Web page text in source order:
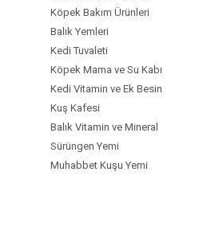
Köpek Bakım Ürünleri
Balık Yemleri
Kedi Tuvaleti
Köpek Mama ve Su Kabı
Kedi Vitamin ve Ek Besin
Kuş Kafesi
Balık Vitamin ve Mineral
Sürüngen Yemi
Muhabbet Kuşu Yemi